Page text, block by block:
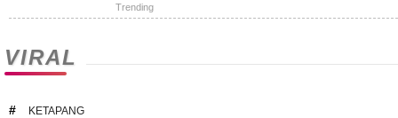
Trending
VIRAL
# KETAPANG